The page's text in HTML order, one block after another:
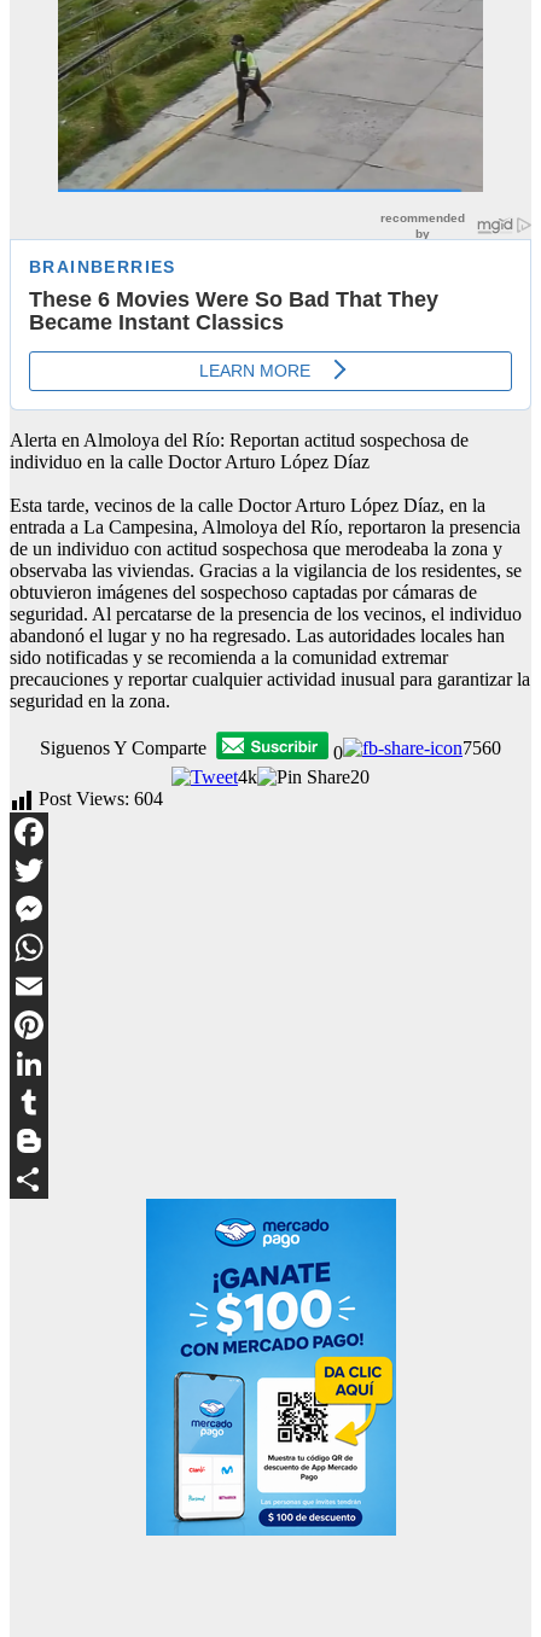
Alerta en Almoloya del Río: Reportan actitud sospechosa de
individuo en la calle Doctor Arturo López Díaz
Esta tarde, vecinos de la calle Doctor Arturo López Díaz, en la
entrada a La Campesina, Almoloya del Río, reportaron la presencia
de un individuo con actitud sospechosa que merodeaba la zona y
observaba las viviendas. Gracias a la vigilancia de los residentes, se
obtuvieron imágenes del sospechoso captadas por cámaras de
seguridad. Al percatarse de la presencia de los vecinos, el individuo
abandonó el lugar y no ha regresado. Las autoridades locales han
sido notificadas y se recomienda a la comunidad extremar
precauciones y reportar cualquier actividad inusual para garantizar la
seguridad en la zona.
Siguenos Y Comparte 0
7560
4k
20
Post Views: 604
Facebook
Twitter
Messenger
WhatsApp
Email
Pinterest
LinkedIn
Tumblr
Blogger